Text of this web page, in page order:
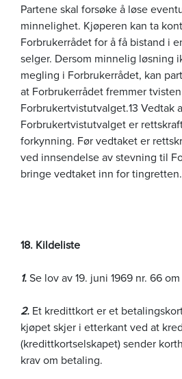
Partene skal forsøke å løse
minnelighet. Kjøperen kan ta
Forbrukerrådet for å få bistand i
selger. Dersom minnelig løsning
megling i Forbrukerrådet, kan
at Forbrukerrådet fremmer
Forbrukertvistutvalget.13 Vedtak
Forbrukertvistutvalget er
forkynning. Før vedtaket er
ved innsendelse av stevning til
bringe vedtaket inn for tingretten.
18. Kildeliste
1.Se lov av 19. juni 1969 nr. 66
2. Et kredittkort er et
kjøpet skjer i etterkant ved at
(kredittkortselskapet) sender
krav om betaling.